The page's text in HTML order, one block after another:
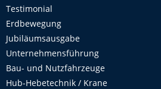
Testimonial
Erdbewegung
Jubiläumsausgabe
Unternehmensführung
Bau- und Nutzfahrzeuge
Hub-Hebetechnik / Krane